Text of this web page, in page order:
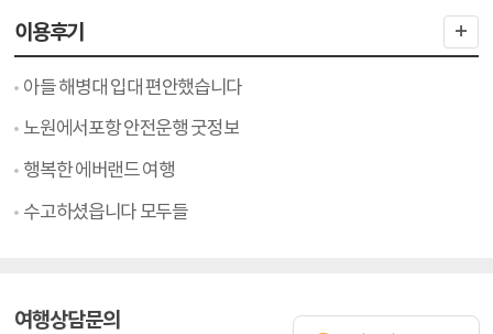
이용후기
아들 해병대 입대 편안했습니다
노원에서포항 안전운행 굿정보
행복한 에버랜드 여행
수고하셨읍니다 모두들
여행상담문의